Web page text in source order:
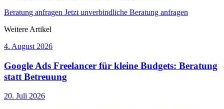
Beratung anfragen Jetzt unverbindliche Beratung anfragen
Weitere Artikel
4. August 2026
Google Ads Freelancer für kleine Budgets: Beratung
statt Betreuung
20. Juli 2026